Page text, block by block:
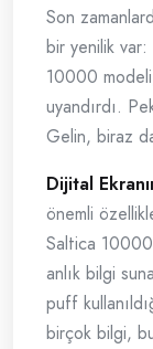
Son
bir yenilik var:
10000
uyandırdı.
Gelin, biraz
Dijital
önemli
Saltica
anlık bilgi
puff
birçok bilgi,